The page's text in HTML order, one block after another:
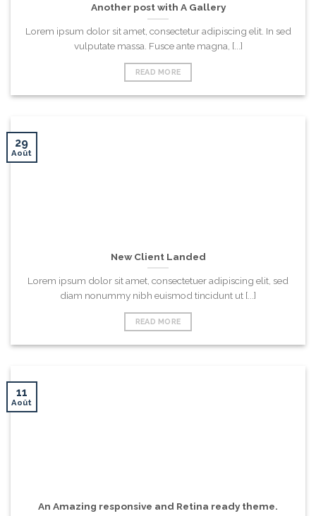
Another post with A Gallery
Lorem ipsum dolor sit amet, consectetur adipiscing elit. In sed
vulputate massa. Fusce ante magna, [...]
READ MORE
New Client Landed
Lorem ipsum dolor sit amet, consectetuer adipiscing elit, sed
diam nonummy nibh euismod tincidunt ut [...]
READ MORE
29
Août
An Amazing responsive and Retina ready theme.
11
Août